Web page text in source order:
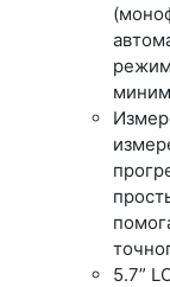
5.7”